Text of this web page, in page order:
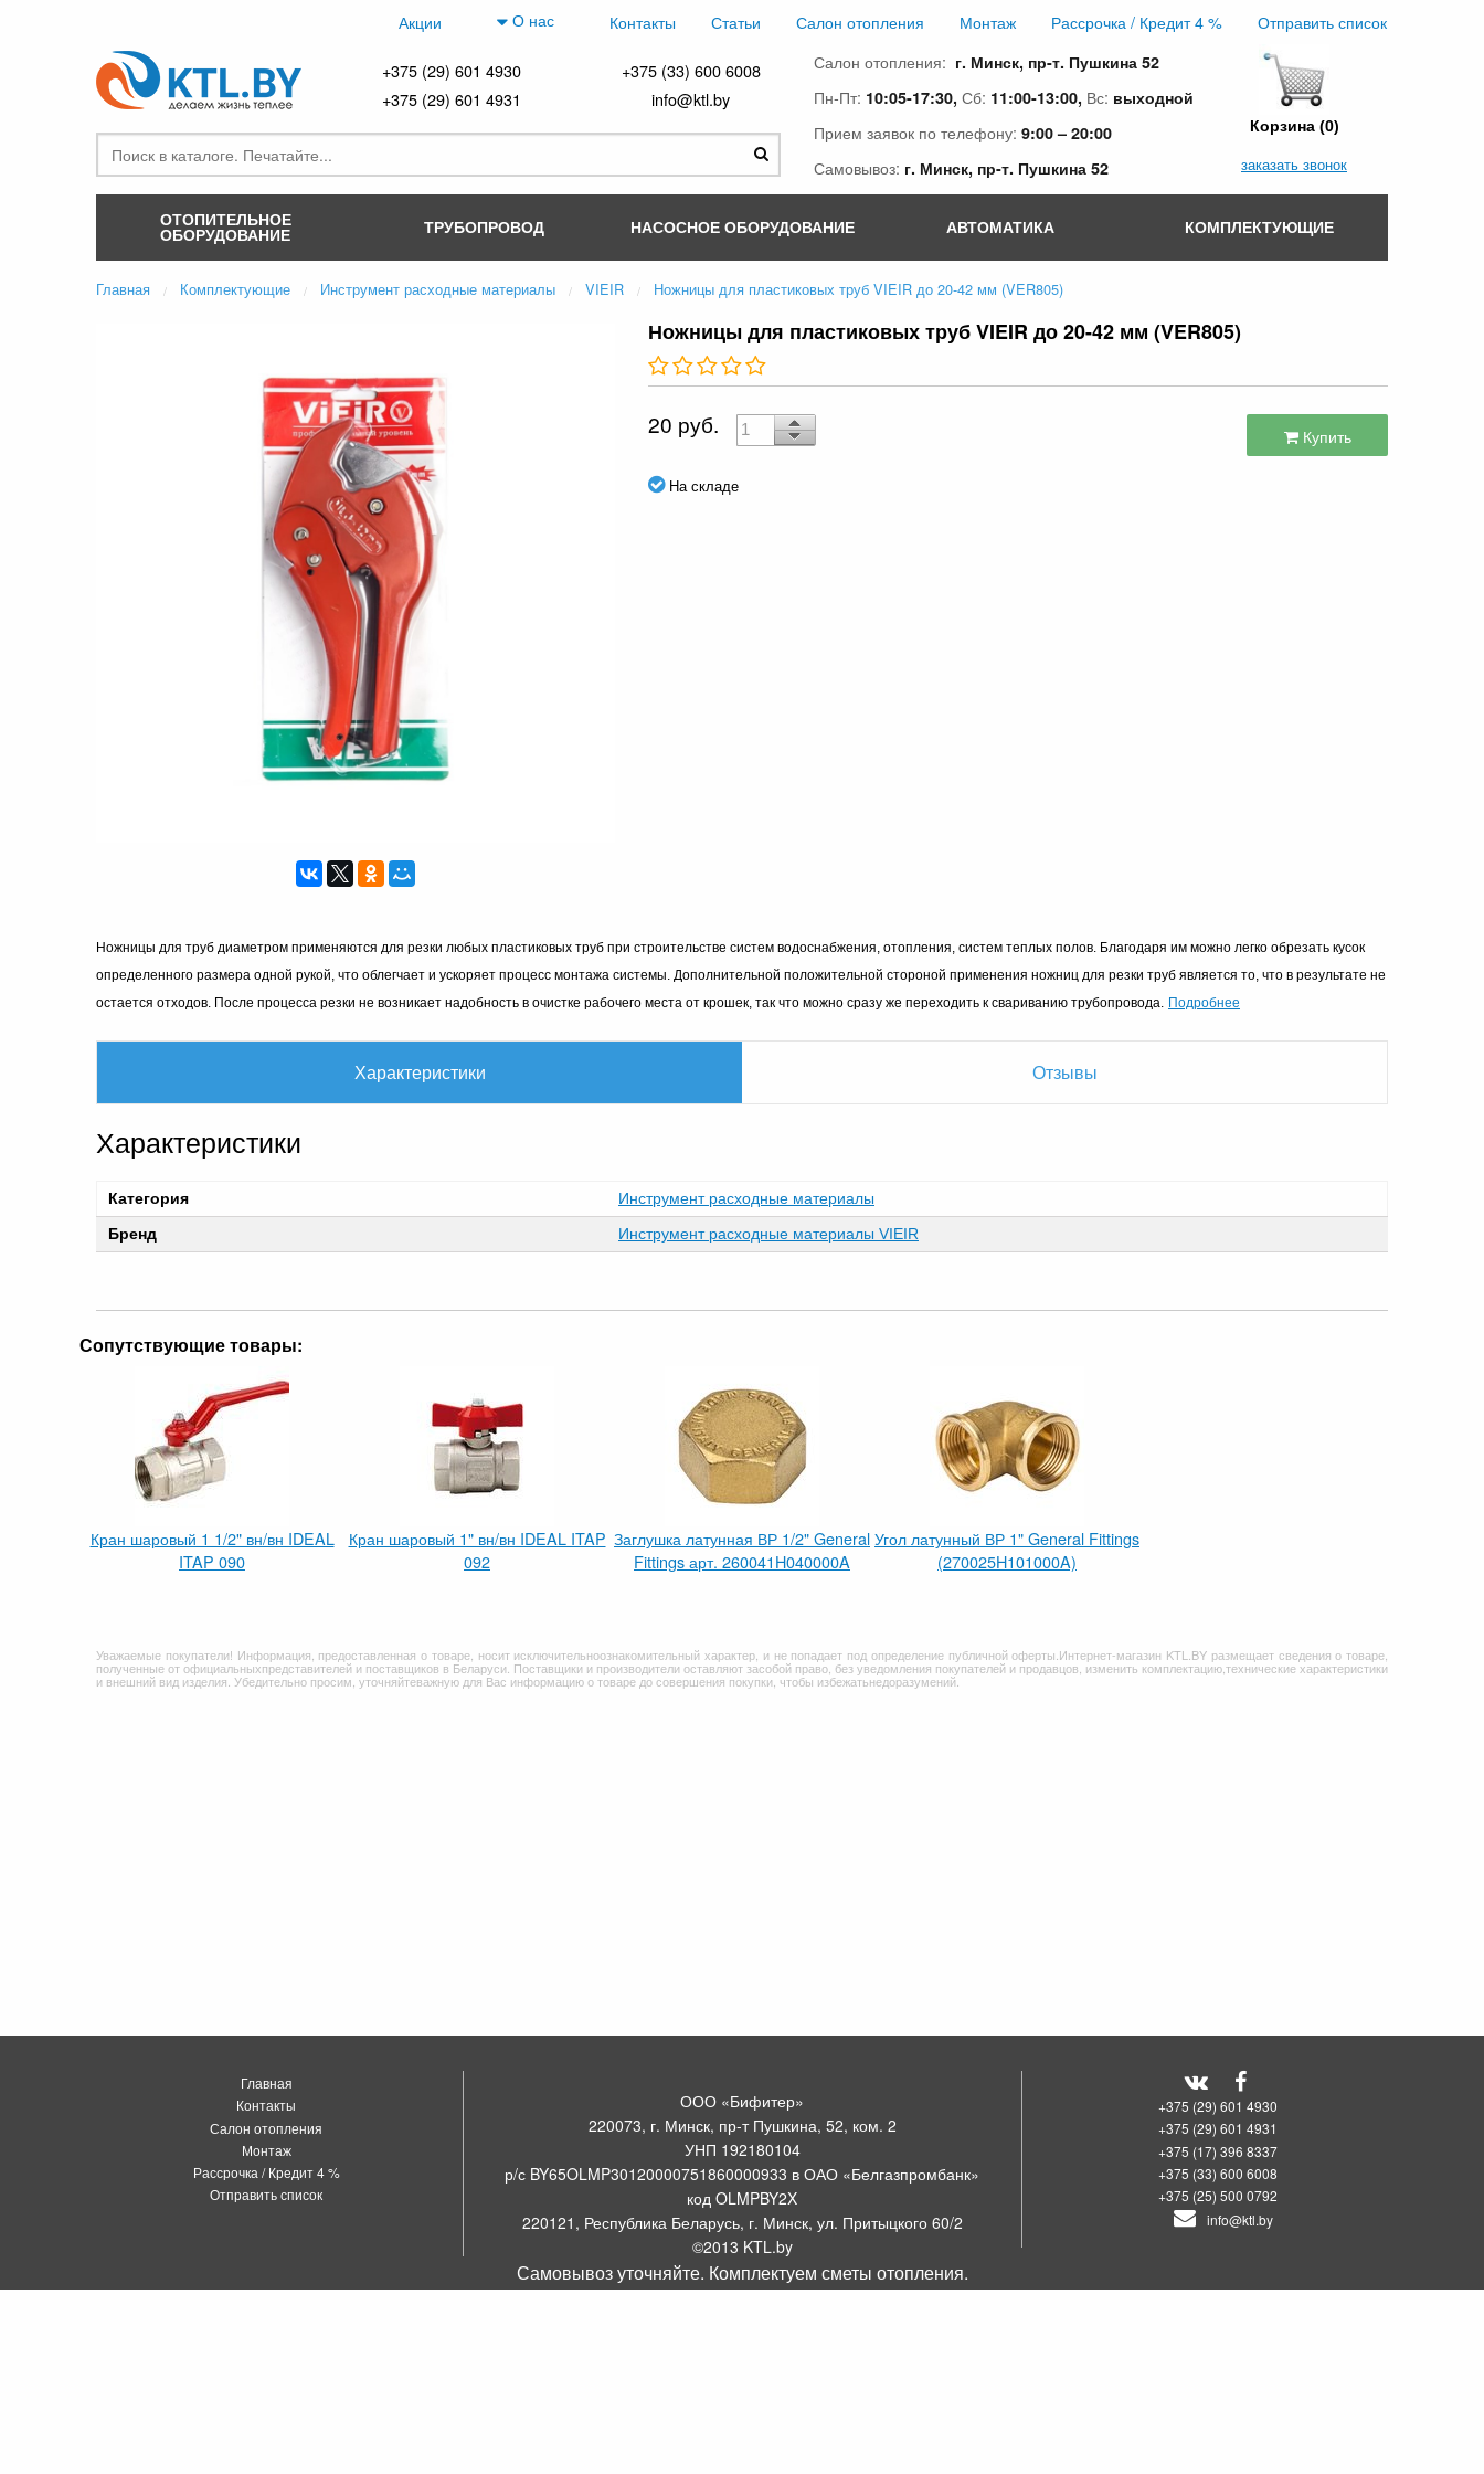
Акции О нас Контакты Статьи Салон отопления Монтаж Рассрочка / Кредит 4 % Отправить список
+375 (29) 601 4930
+375 (33) 600 6008
+375 (29) 601 4931
info@ktl.by
Салон отопления: г. Минск, пр-т. Пушкина 52
Пн-Пт: 10:05-17:30, Сб: 11:00-13:00, Вс: выходной
Прием заявок по телефону: 9:00 – 20:00
Самовывоз: г. Минск, пр-т. Пушкина 52
Корзина (0)
заказать звонок
ОТОПИТЕЛЬНОЕ
ОБОРУДОВАНИЕ ТРУБОПРОВОД НАСОСНОЕ ОБОРУДОВАНИЕ АВТОМАТИКА КОМПЛЕКТУЮЩИЕ
Главная Комплектующие Инструмент расходные материалы VIEIR Ножницы для пластиковых труб VIEIR до 20-42 мм (VER805)
Ножницы для пластиковых труб VIEIR до 20-42 мм (VER805)
20 руб. Купить
На складе
Ножницы для труб диаметром применяются для резки любых пластиковых труб при строительстве систем водоснабжения, отопления, систем теплых полов. Благодаря им можно легко обрезать кусок
определенного размера одной рукой, что облегчает и ускоряет процесс монтажа системы. Дополнительной положительной стороной применения ножниц для резки труб является то, что в результате не
остается отходов. После процесса резки не возникает надобность в очистке рабочего места от крошек, так что можно сразу же переходить к свариванию трубопровода. Подробнее
Характеристики Отзывы
Характеристики
Категория
Инструмент расходные материалы
Бренд
Инструмент расходные материалы VIEIR
Сопутствующие товары:
Кран шаровый 1 1/2" вн/вн IDEAL
ITAP 090
Кран шаровый 1" вн/вн IDEAL ITAP
092
Заглушка латунная ВР 1/2" General
Fittings арт. 260041H040000A
Угол латунный ВР 1" General Fittings
(270025H101000A)
Уважаемые покупатели! Информация, предоставленная о товаре, носит исключительноознакомительный характер, и не попадает под определение публичной оферты.Интернет-магазин KTL.BY размещает сведения о товаре,
полученные от официальныхпредставителей и поставщиков в Беларуси. Поставщики и производители оставляют засобой право, без уведомления покупателей и продавцов, изменить комплектацию,технические характеристики
и внешний вид изделия. Убедительно просим, уточняйтеважную для Вас информацию о товаре до совершения покупки, чтобы избежатьнедоразумений.
Главная
Контакты
Салон отопления
Монтаж
Рассрочка / Кредит 4 %
Отправить список
ООО «Бифитер»
220073, г. Минск, пр-т Пушкина, 52, ком. 2
УНП 192180104
р/с BY65OLMP30120000751860000933 в ОАО «Белгазпромбанк»
код OLMPBY2X
220121, Республика Беларусь, г. Минск, ул. Притыцкого 60/2
©2013 KTL.by
Пн-Пт:10:05-17:30Сб:11:00-13:00
+375 (29) 601 4930
+375 (29) 601 4931
+375 (17) 396 8337
+375 (33) 600 6008
+375 (25) 500 0792
info@ktl.by
Самовывоз уточняйте. Комплектуем сметы отопления.